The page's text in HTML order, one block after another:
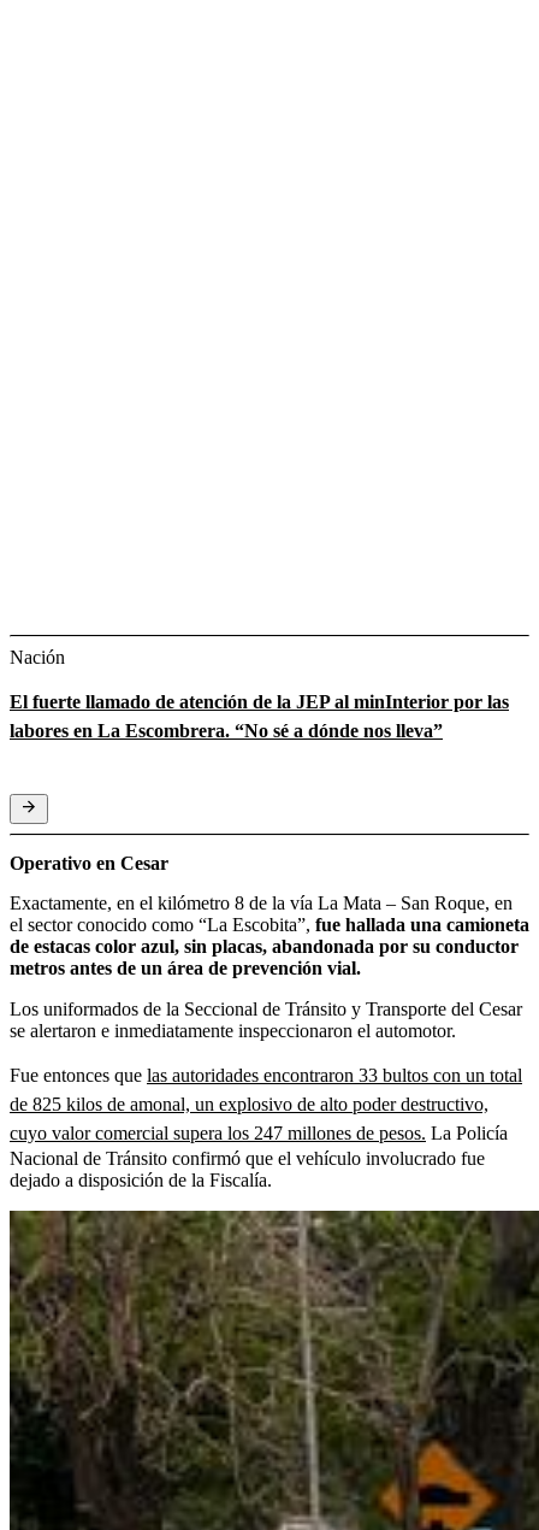
Nación
El fuerte llamado de atención de la JEP al minInterior por las
labores en La Escombrera. “No sé a dónde nos lleva”
Operativo en Cesar
Exactamente, en el kilómetro 8 de la vía La Mata – San Roque, en
el sector conocido como “La Escobita”, fue hallada una camioneta
de estacas color azul, sin placas, abandonada por su conductor
metros antes de un área de prevención vial.
Los uniformados de la Seccional de Tránsito y Transporte del Cesar
se alertaron e inmediatamente inspeccionaron el automotor.
Fue entonces que las autoridades encontraron 33 bultos con un total
de 825 kilos de amonal, un explosivo de alto poder destructivo,
cuyo valor comercial supera los 247 millones de pesos. La Policía
Nacional de Tránsito confirmó que el vehículo involucrado fue
dejado a disposición de la Fiscalía.